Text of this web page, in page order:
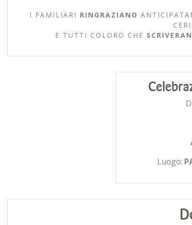
I FAMILIARI RINGRAZIANO
E TUTTI COLORO CHE
Luogo: